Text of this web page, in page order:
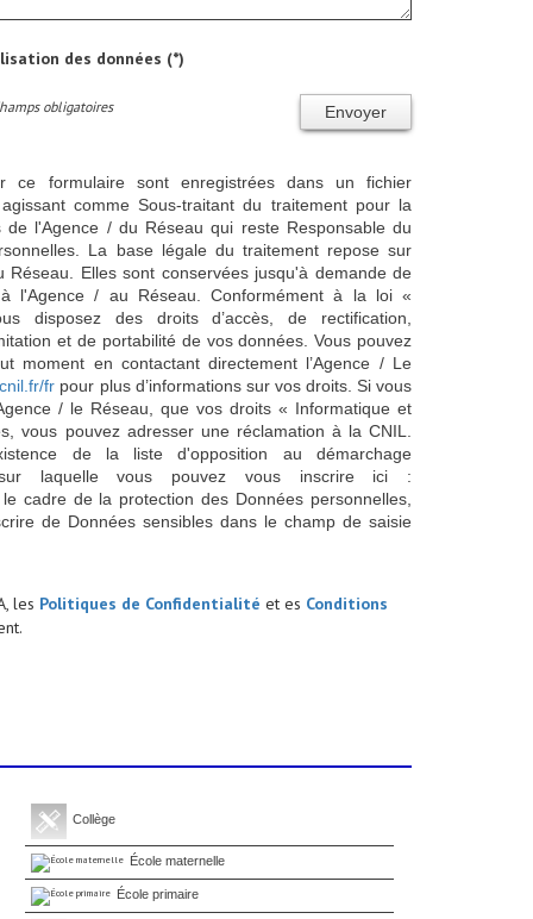
des données (*)
Envoyer
obligatoires
ce formulaire sont enregistrées dans un fichier
comme Sous-traitant du traitement pour la
de l'Agence / du Réseau qui reste Responsable du
La base légale du traitement repose sur
Elles sont conservées jusqu'à demande de
l'Agence / au Réseau. Conformément à la loi «
disposez des droits d’accès, de rectification,
et de portabilité de vos données. Vous pouvez
moment en contactant directement l’Agence / Le
fr pour plus d’informations sur vos droits. Si vous
/ le Réseau, que vos droits « Informatique et
vous pouvez adresser une réclamation à la CNIL.
de la liste d'opposition au démarchage
laquelle vous pouvez vous inscrire ici :
cadre de la protection des Données personnelles,
de Données sensibles dans le champ de saisie
les Politiques de Confidentialité et es Conditions
Collège
École maternelle
École primaire